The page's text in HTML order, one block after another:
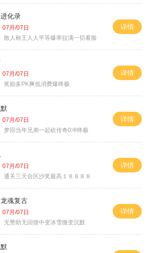
化录
07月/07日
散人称王人人平等爆率拉满一切看脸
详情
07月/07日
奖励多PK爽低消费爆终极
详情
07月/07日
梦回当年兄弟一起砍传奇0冲终极
详情
07月/07日
通关三天合区沙奖最高１８８８８
详情
魂复古
07月/07日
无赞助无回馈中变冰雪微变沉默
详情